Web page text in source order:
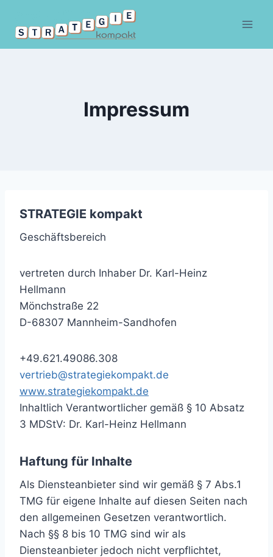
Inhalt
springen
Impressum
STRATEGIE kompakt
Geschäftsbereich
vertreten durch Inhaber Dr. Karl-Heinz
Hellmann
Mönchstraße 22
D-68307 Mannheim-Sandhofen
+49.621.49086.308
vertrieb@strategiekompakt.de
www.strategiekompakt.de
Inhaltlich Verantwortlicher gemäß § 10 Absatz
3 MDStV: Dr. Karl-Heinz Hellmann
Haftung für Inhalte
Als Diensteanbieter sind wir gemäß § 7 Abs.1
TMG für eigene Inhalte auf diesen Seiten nach
den allgemeinen Gesetzen verantwortlich.
Nach §§ 8 bis 10 TMG sind wir als
Diensteanbieter jedoch nicht verpflichtet,